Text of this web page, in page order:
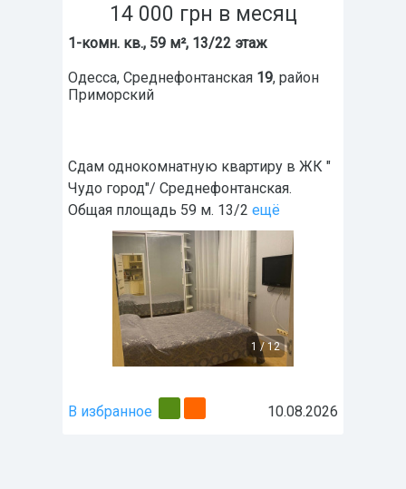
14 000 грн в месяц
1-комн. кв., 59 м², 13/22 этаж
Одесса, Среднефонтанская 19, район
Приморский
Сдам однокомнатную квартиру в ЖК "
Чудо город"/ Среднефонтанская.
Общая площадь 59 м. 13/2 ещё
1 /12
В избранное 10.08.2026